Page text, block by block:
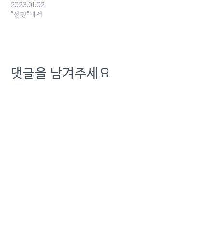
련기사
https://naver.me/GLAwRvvV)
이다.하지만 이러한 반성이
무색하게 오늘 과기부에 부
2023.01.02
"성명"에서
댓글을 남겨주세요